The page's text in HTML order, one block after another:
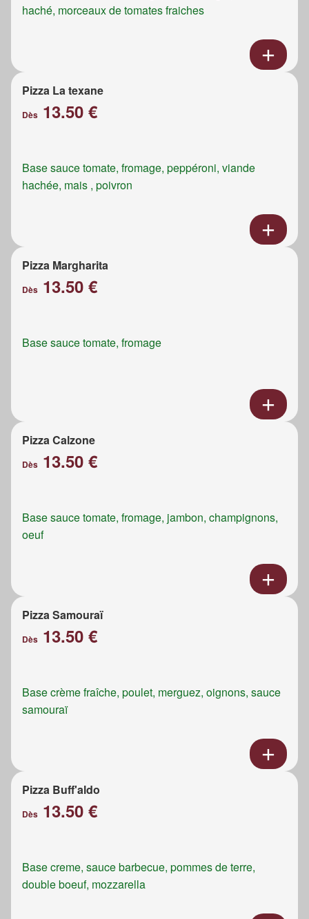
haché, morceaux de tomates fraiches
Pizza La texane
Dès 13.50 €
Base sauce tomate, fromage, peppéroni, viande
hachée, mais , poivron
Pizza Margharita
Dès 13.50 €
Base sauce tomate, fromage
Pizza Calzone
Dès 13.50 €
Base sauce tomate, fromage, jambon, champignons,
oeuf
Pizza Samouraï
Dès 13.50 €
Base crème fraîche, poulet, merguez, oignons, sauce
samouraï
Pizza Buff'aldo
Dès 13.50 €
Base creme, sauce barbecue, pommes de terre,
double boeuf, mozzarella